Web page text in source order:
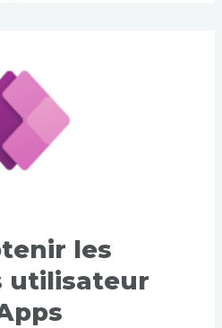
les
utilisateur